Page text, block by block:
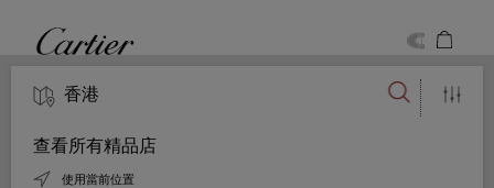
卡地亞
找到33間精品店
Type to begin querying for matching results
查看所有精品店
使用當前位置